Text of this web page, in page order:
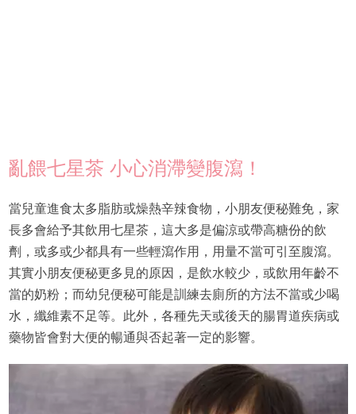
亂餵七星茶 小心消滯變腹瀉！
當兒童進食太多脂肪或燥熱辛辣食物，小朋友便秘難免，家
長多會給予其飲用七星茶，這大多是偏涼或帶高糖份的飲
劑，或多或少都具有一些輕瀉作用，用量不當可引至腹瀉。
其實小朋友便秘更多見的原因，是飲水較少，或飲用年齡不
當的奶粉；而幼兒便秘可能是訓練去廁所的方法不當或少喝
水，纖維素不足等。此外，各種先天或後天的腸胃道疾病或
藥物皆會對大便的暢通與否起著一定的影響。